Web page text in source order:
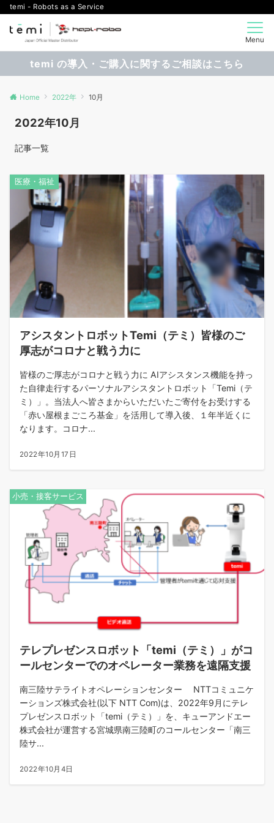
temi - Robots as a Service
Menu
temi の導入・ご購入に関するご相談はこちら
Home 2022年 10月
2022年10月
記事一覧
医療・福祉
アシスタントロボットTemi（テミ）皆様のご
厚志がコロナと戦う力に
皆様のご厚志がコロナと戦う力に AIアシスタンス機能を持っ
た自律走行するパーソナルアシスタントロボット「Temi（テ
ミ）」。当法人へ皆さまからいただいたご寄付をお受けする
「赤い屋根まごころ基金」を活用して導入後、１年半近くに
なります。コロナ...
2022年10月17日
小売・接客サービス
テレプレゼンスロボット「temi（テミ）」がコ
ールセンターでのオペレーター業務を遠隔支援
南三陸サテライトオペレーションセンター NTTコミュニケ
ーションズ株式会社(以下 NTT Com)は、2022年9月にテレ
プレゼンスロボット「temi（テミ）」を、キューアンドエー
株式会社が運営する宮城県南三陸町のコールセンター「南三
陸サ...
2022年10月4日